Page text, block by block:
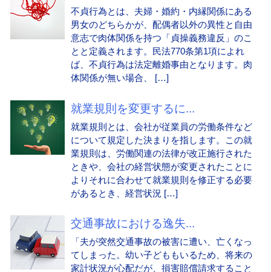
不貞行為とは、夫婦・婚約・内縁関係にある
男女のどちらかが、配偶者以外の異性と自由
意志で肉体関係を持つ「貞操義務違反」のこ
とと定義されます。民法770条第1項によれ
ば、不貞行為は法定離婚事由となります。肉
体関係が無い場合、 […]
就業規則を変更するに...
就業規則とは、会社が従業員の労働条件など
について規定した決まりを指します。この就
業規則は、労働関連の法律が改正施行された
ときや、会社の経営状態が変更されたことに
よりそれに合わせて就業規則を修正する必要
があるとき、経営状況 […]
交通事故における逸失...
「夫が突然交通事故の被害に遭い、亡くなっ
てしまった。幼い子どももいるため、将来の
家計状況が心配だが、損害賠償請求すること